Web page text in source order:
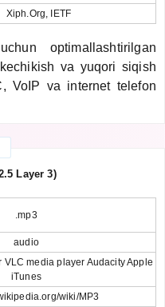
Xiph.Org, IETF
optimallashtirilgan
va yuqori siqish
VoIP va internet telefon
Layer 3)
.mp3
audio
media player Audacity Apple
iTunes
wiki/MP3